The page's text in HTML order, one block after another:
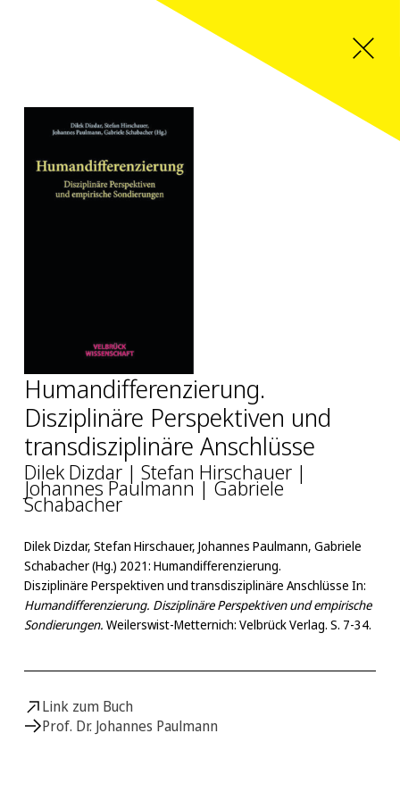
Humandifferenzierung.
Disziplinäre Perspektiven und
transdisziplinäre Anschlüsse
Dilek Dizdar | Stefan Hirschauer |
Johannes Paulmann | Gabriele
Schabacher
Dilek Dizdar, Stefan Hirschauer, Johannes Paulmann, Gabriele
Schabacher (Hg.) 2021: Humandifferenzierung.
Disziplinäre Perspektiven und transdisziplinäre Anschlüsse In:
Humandifferenzierung. Disziplinäre Perspektiven und empirische
Sondierungen. Weilerswist-Metternich: Velbrück Verlag. S. 7-34.
Link zum Buch
Prof. Dr. Johannes Paulmann